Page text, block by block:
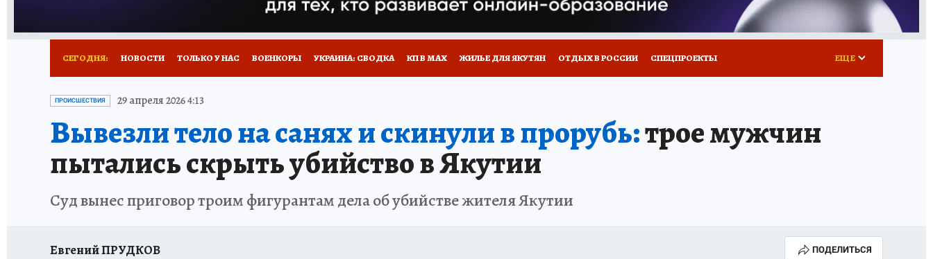
СЕГОДНЯ: НОВОСТИ ТОЛЬКО У НАС ВОЕНКОРЫ УКРАИНА: СВОДКА КП В МАХ ЖИЛЬЕ ДЛЯ ЯКУТЯН ОТДЫХ В РОССИИ СПЕЦПРОЕКТЫ
ЗАПОВЕДНАЯ РОССИЯ
ЕЩЕ
ПРОИСШЕСТВИЯ 29 апреля 2026 4:13
Вывезли тело на санях и скинули в прорубь:трое мужчин
пытались скрыть убийство в Якутии
Суд вынес приговор троим фигурантам дела об убийстве жителя Якутии
Евгений ПРУДКОВ ПОДЕЛИТЬСЯ